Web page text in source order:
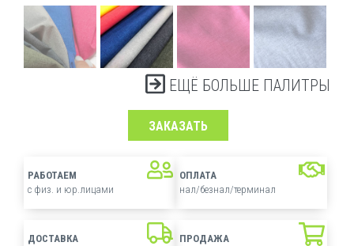
ЕЩЁ БОЛЬШЕ ПАЛИТРЫ
ЗАКАЗАТЬ
РАБОТАЕМ
с физ. и юр.лицами
ОПЛАТА
нал/безнал/терминал
ДОСТАВКА
ПРОДАЖА